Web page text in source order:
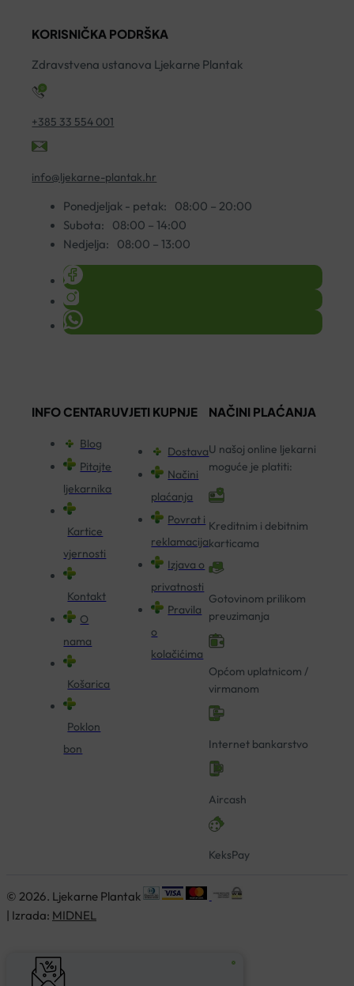
količina
KORISNIČKA PODRŠKA
Zdravstvena ustanova Ljekarne Plantak
+385 33 554 001
info@ljekarne-plantak.hr
Ponedjeljak - petak:
08:00 – 20:00
Subota:
08:00 – 14:00
Nedjelja:
08:00 – 13:00
INFO CENTAR
Blog
Pitajte
ljekarnika
Kartice
vjernosti
Kontakt
O
nama
Košarica
Poklon
bon
UVJETI KUPNJE
Dostava
Načini
plaćanja
Povrat i
reklamacija
Izjava o
privatnosti
Pravila
o
kolačićima
NAČINI PLAĆANJA
U našoj online ljekarni
moguće je platiti:
Kreditnim i debitnim
karticama
Gotovinom prilikom
preuzimanja
Općom uplatnicom /
virmanom
Internet bankarstvo
Aircash
KeksPay
© 2026. Ljekarne Plantak
| Izrada: MIDNEL